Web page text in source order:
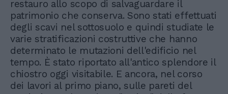
restauro allo scopo di salvaguardare il
patrimonio che conserva. Sono stati effettuati
degli scavi nel sottosuolo e quindi studiate le
varie stratificazioni costruttive che hanno
determinato le mutazioni dell'edificio nel
tempo. È stato riportato all'antico splendore il
chiostro oggi visitabile. E ancora, nel corso
dei lavori al primo piano, sulle pareti del